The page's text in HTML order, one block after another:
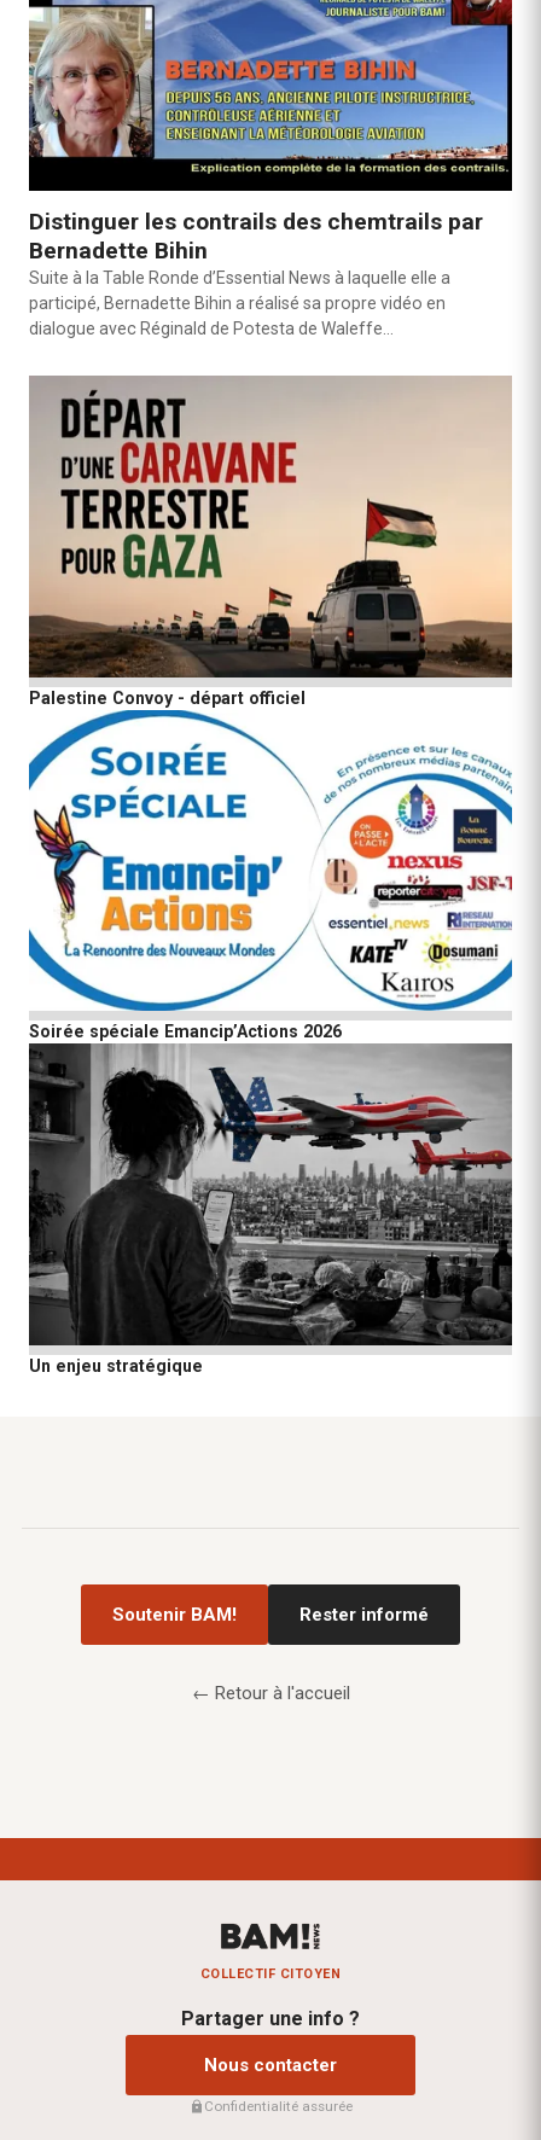
Distinguer les contrails des chemtrails par
Bernadette Bihin
Suite à la Table Ronde d’Essential News à laquelle elle a
participé, Bernadette Bihin a réalisé sa propre vidéo en
dialogue avec Réginald de Potesta de Waleffe…
Palestine Convoy - départ officiel
Soirée spéciale Emancip’Actions 2026
Un enjeu stratégique
Soutenir BAM! Rester informé
← Retour à l'accueil
COLLECTIF CITOYEN
Partager une info ?
Nous contacter
Confidentialité assurée